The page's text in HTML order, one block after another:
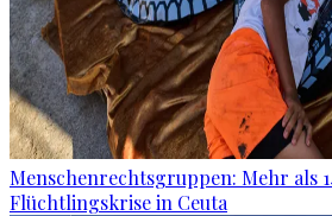
Menschenrechtsgruppen: Mehr als
Flüchtlingskrise in Ceuta